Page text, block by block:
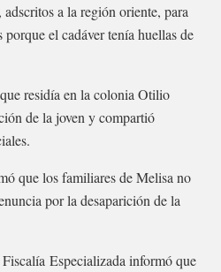
a la región oriente, para
el cadáver tenía huellas de
residía en la colonia Otilio
de la joven y compartió
que los familiares de Melisa no
por la desaparición de la
Especializada informó que